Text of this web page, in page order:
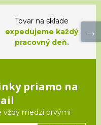
Tovar na sklade
expedujeme každý
pracovný deň.
priamo na
vždy medzi prvými